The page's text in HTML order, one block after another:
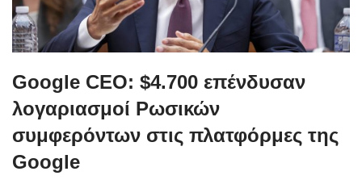
Google CEO: $4.700 επένδυσαν
λογαριασμοί Ρωσικών
συμφερόντων στις πλατφόρμες της
Google